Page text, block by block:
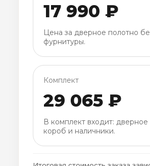
17 990 ₽
Цена за дверное полотно
фурнитуры.
Комплект
29 065 ₽
В комплект входит: дверное
короб и наличники.